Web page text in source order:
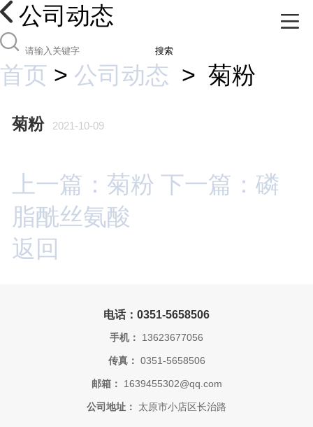
公司动态
搜索
首页 > 公司动态 > 菊粉
菊粉 2021-10-09
上一篇：菊粉 下一篇：磷
脂酰丝氨酸
返回
电话：0351-5658506
手机： 13623677056
传真： 0351-5658506
邮箱： 1639455302@qq.com
公司地址： 太原市小店区长治路